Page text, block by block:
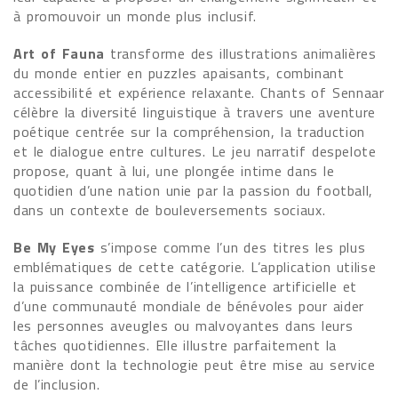
à promouvoir un monde plus inclusif.
Art of Fauna transforme des illustrations animalières
du monde entier en puzzles apaisants, combinant
accessibilité et expérience relaxante. Chants of Sennaar
célèbre la diversité linguistique à travers une aventure
poétique centrée sur la compréhension, la traduction
et le dialogue entre cultures. Le jeu narratif despelote
propose, quant à lui, une plongée intime dans le
quotidien d’une nation unie par la passion du football,
dans un contexte de bouleversements sociaux.
Be My Eyes s’impose comme l’un des titres les plus
emblématiques de cette catégorie. L’application utilise
la puissance combinée de l’intelligence artificielle et
d’une communauté mondiale de bénévoles pour aider
les personnes aveugles ou malvoyantes dans leurs
tâches quotidiennes. Elle illustre parfaitement la
manière dont la technologie peut être mise au service
de l’inclusion.